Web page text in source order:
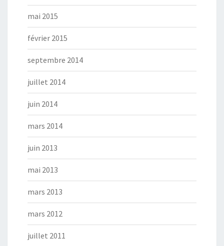
mai 2015
février 2015
septembre 2014
juillet 2014
juin 2014
mars 2014
juin 2013
mai 2013
mars 2013
mars 2012
juillet 2011